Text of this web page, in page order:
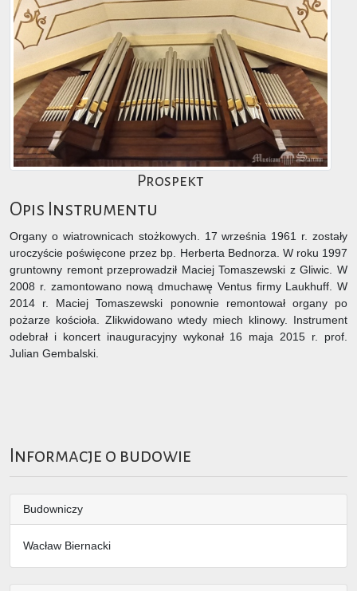
Prospekt
Opis Instrumentu
Organy o wiatrownicach stożkowych. 17 września 1961 r. zostały
uroczyście poświęcone przez bp. Herberta Bednorza. W roku 1997
gruntowny remont przeprowadził Maciej Tomaszewski z Gliwic. W
2008 r. zamontowano nową dmuchawę Ventus firmy Laukhuff. W
2014 r. Maciej Tomaszewski ponownie remontował organy po
pożarze kościoła. Zlikwidowano wtedy miech klinowy. Instrument
odebrał i koncert inauguracyjny wykonał 16 maja 2015 r. prof.
Julian Gembalski.
Informacje o budowie
Budowniczy
Wacław Biernacki